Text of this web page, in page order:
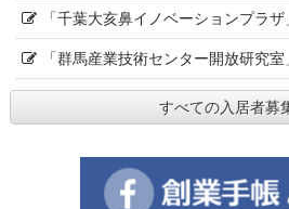
「千葉大亥鼻イノベーションプラザ
「群馬産業技術センター開放研究室
すべての入居者募